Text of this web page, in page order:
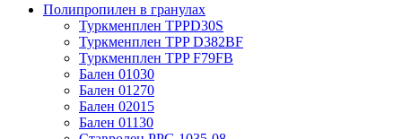
Полипропилен в гранулах
Туркменплен TPPD30S
Туркменплен TPP D382BF
Туркменплен TPP F79FB
Бален 01030
Бален 01270
Бален 02015
Бален 01130